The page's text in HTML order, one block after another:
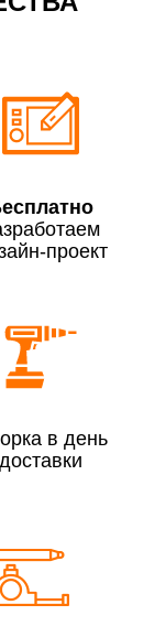
и вечернее
2 500 руб.)
проект
в день
доставки